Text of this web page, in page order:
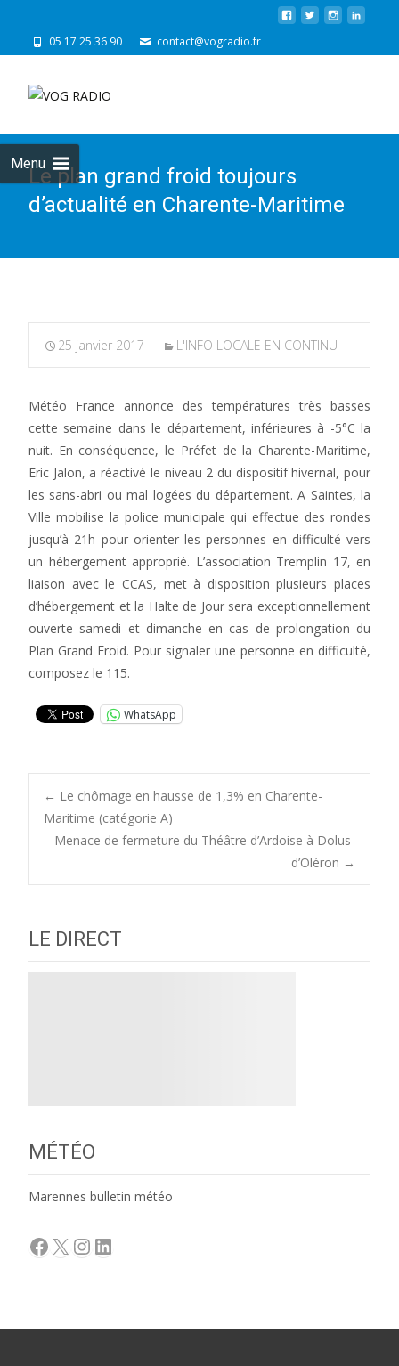
05 17 25 36 90 contact@vogradio.fr
Menu
Le plan grand froid toujours
d’actualité en Charente-Maritime
25 janvier 2017 L'INFO LOCALE EN CONTINU
Météo France annonce des températures très basses
cette semaine dans le département, inférieures à -5°C la
nuit. En conséquence, le Préfet de la Charente-Maritime,
Eric Jalon, a réactivé le niveau 2 du dispositif hivernal, pour
les sans-abri ou mal logées du département. A Saintes, la
Ville mobilise la police municipale qui effectue des rondes
jusqu’à 21h pour orienter les personnes en difficulté vers
un hébergement approprié. L’association Tremplin 17, en
liaison avec le CCAS, met à disposition plusieurs places
d’hébergement et la Halte de Jour sera exceptionnellement
ouverte samedi et dimanche en cas de prolongation du
Plan Grand Froid. Pour signaler une personne en difficulté,
composez le 115.
WhatsApp
Post
← Le chômage en hausse de 1,3% en Charente-
Maritime (catégorie A)
Menace de fermeture du Théâtre d’Ardoise à Dolus-
d’Oléron →
LE DIRECT
MÉTÉO
Marennes bulletin météo
Facebook
X Instagram
LinkedIn